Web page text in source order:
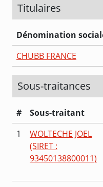
Titulaires
Dénomination
CHUBB FRANCE
Sous-traitances
# Sous-traitant
1
WOLTECHE JOEL
(SIRET :
93450138800011)